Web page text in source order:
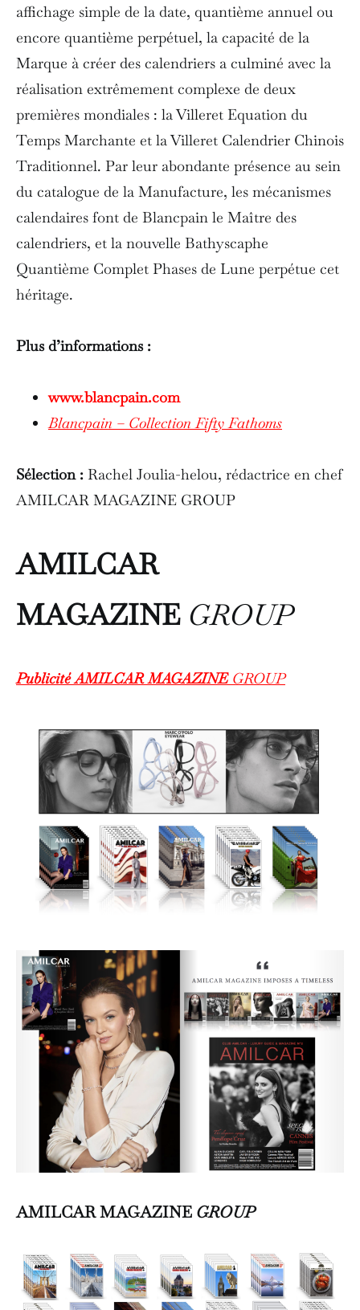
affichage simple de la date, quantième annuel ou
encore quantième perpétuel, la capacité de la
Marque à créer des calendriers a culminé avec la
réalisation extrêmement complexe de deux
premières mondiales : la Villeret Equation du
Temps Marchante et la Villeret Calendrier Chinois
Traditionnel. Par leur abondante présence au sein
du catalogue de la Manufacture, les mécanismes
calendaires font de Blancpain le Maître des
calendriers, et la nouvelle Bathyscaphe
Quantième Complet Phases de Lune perpétue cet
héritage.
Plus d’informations :
www.blancpain.com
Blancpain – Collection Fifty Fathoms
Sélection : Rachel Joulia-helou, rédactrice en chef
AMILCAR MAGAZINE GROUP
AMILCAR
MAGAZINE GROUP
Publicité AMILCAR MAGAZINEGROUP
AMILCAR MAGAZINE GROUP